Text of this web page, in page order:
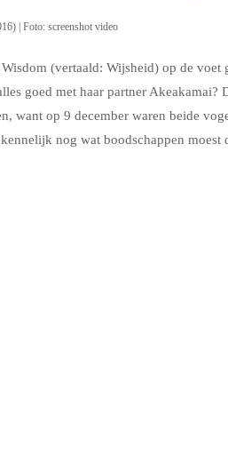
| Foto: screenshot video
(vertaald: Wijsheid) op de
goed met haar partner
want op 9 december waren beide
nog wat boodschappen moest